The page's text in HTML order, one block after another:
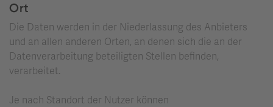
Ort
Die Daten werden in der Niederlassung des Anbieters
und an allen anderen Orten, an denen sich die an der
Datenverarbeitung beteiligten Stellen befinden,
verarbeitet.
Je nach Standort der Nutzer können